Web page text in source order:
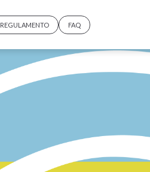
REGULAMENTO FAQ